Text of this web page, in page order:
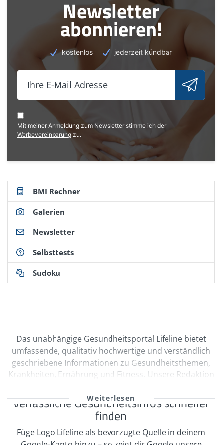
Newsletter
abonnieren!
kostenlos jederzeit kündbar
Mit meiner Anmeldung zum Newsletter stimme ich der
Werbevereinbarung zu.
BMI Rechner
Galerien
Newsletter
Selbsttests
Sudoku
Das unabhängige Gesundheitsportal Lifeline bietet
umfassende, qualitativ hochwertige und verständlich
geschriebene Informationen zu Gesundheitsthemen,
Krankheiten, Ernährung und Fitness. Unsere Redaktion
kontinuierlichen Erstellung und Qualitätssicherung
unserer Inhalte unterstützt. Viele unserer
Informationen sind multimedial mit Videos und
informativen Bildergalerien aufbereitet. Zahlreiche
Verlässliche Gesundheitsinfos schneller
finden
Füge Logo Lifeline als bevorzugte Quelle in deinem